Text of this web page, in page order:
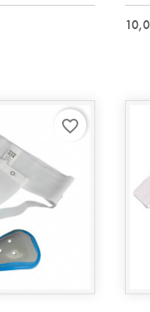
favorite_border